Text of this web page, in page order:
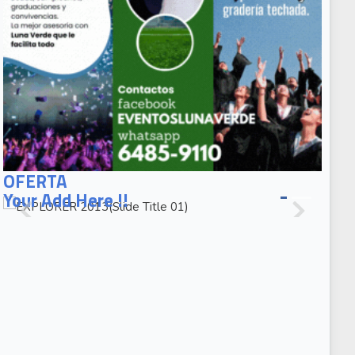
OFERTA
EXPLORER
2013(Slide
EXPLORER
Your Add Here !!